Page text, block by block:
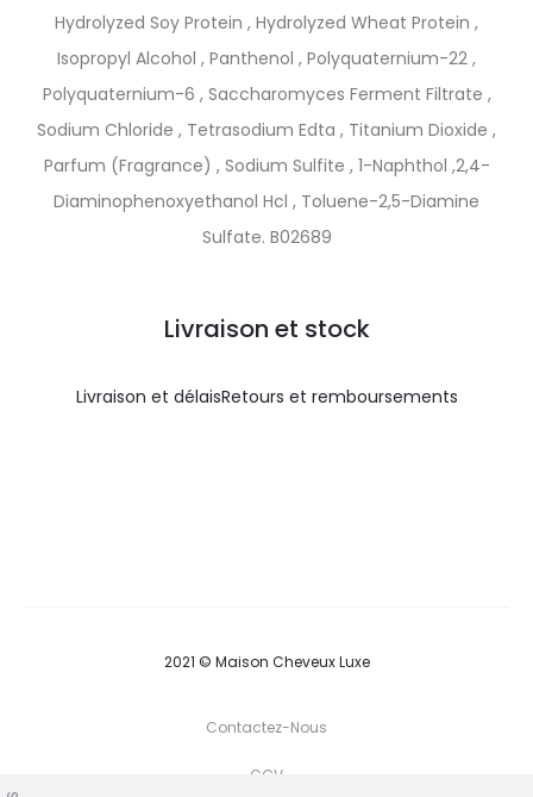
Hydrolyzed Soy Protein , Hydrolyzed Wheat Protein ,
Isopropyl Alcohol , Panthenol , Polyquaternium-22 ,
Polyquaternium-6 , Saccharomyces Ferment Filtrate ,
Sodium Chloride , Tetrasodium Edta , Titanium Dioxide ,
Parfum (Fragrance) , Sodium Sulfite , 1-Naphthol ,2,4-
Diaminophenoxyethanol Hcl , Toluene-2,5-Diamine
Sulfate. B02689
Livraison et stock
Livraison et délaisRetours et remboursements
2021 © Maison Cheveux Luxe
Contactez-Nous
CGV